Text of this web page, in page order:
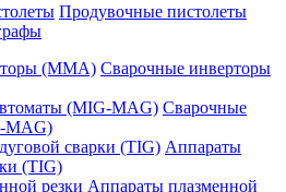
Продувочные пистолеты
Сварочные инверторы
Сварочные
MAG)
Аппараты
(TIG)
Аппараты плазменной